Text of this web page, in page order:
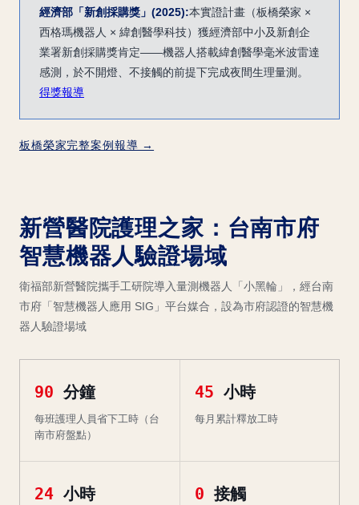
經濟部「新創採購獎」(2025):本實證計畫（板橋榮家 ×
西格瑪機器人 × 緯創醫學科技）獲經濟部中小及新創企
業署新創採購獎肯定——機器人搭載緯創醫學毫米波雷達
感測，於不開燈、不接觸的前提下完成夜間生理量測。
得獎報導
板橋榮家完整案例報導 →
新營醫院護理之家：台南市府
智慧機器人驗證場域
衛福部新營醫院攜手工研院導入量測機器人「小黑輪」，經台南
市府「智慧機器人應用 SIG」平台媒合，設為市府認證的智慧機
器人驗證場域
90 分鐘
每班護理人員省下工時（台
南市府盤點）
45 小時
每月累計釋放工時
24 小時 0 接觸